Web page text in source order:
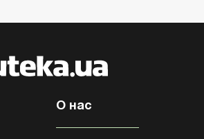
О нас